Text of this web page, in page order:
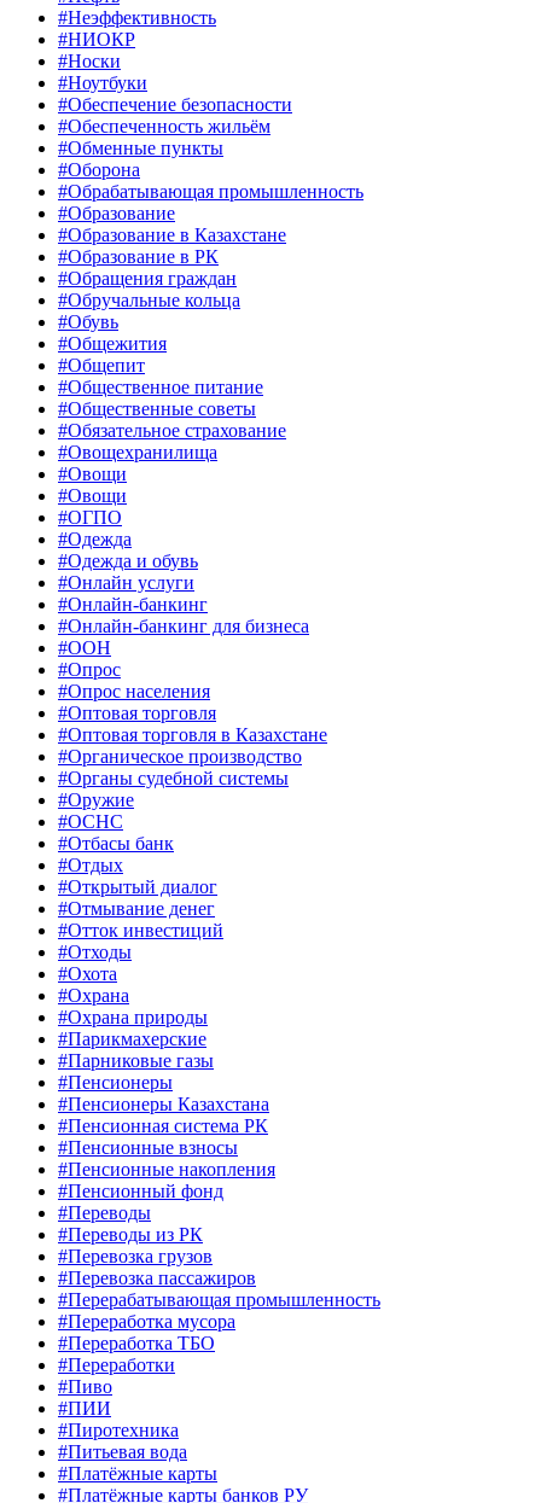
#Неэффективность
#НИОКР
#Носки
#Ноутбуки
#Обеспечение безопасности
#Обеспеченность жильём
#Обменные пункты
#Оборона
#Обрабатывающая промышленность
#Образование
#Образование в Казахстане
#Образование в РК
#Обращения граждан
#Обручальные кольца
#Обувь
#Общежития
#Общепит
#Общественное питание
#Общественные советы
#Обязательное страхование
#Овощехранилища
#Овощи
#Овощи
#ОГПО
#Одежда
#Одежда и обувь
#Онлайн услуги
#Онлайн-банкинг
#Онлайн-банкинг для бизнеса
#ООН
#Опрос
#Опрос населения
#Оптовая торговля
#Оптовая торговля в Казахстане
#Органическое производство
#Органы судебной системы
#Оружие
#ОСНС
#Отбасы банк
#Отдых
#Открытый диалог
#Отмывание денег
#Отток инвестиций
#Отходы
#Охота
#Охрана
#Охрана природы
#Парикмахерские
#Парниковые газы
#Пенсионеры
#Пенсионеры Казахстана
#Пенсионная система РК
#Пенсионные взносы
#Пенсионные накопления
#Пенсионный фонд
#Переводы
#Переводы из РК
#Перевозка грузов
#Перевозка пассажиров
#Перерабатывающая промышленность
#Переработка мусора
#Переработка ТБО
#Переработки
#Пиво
#ПИИ
#Пиротехника
#Питьевая вода
#Платёжные карты
#Платёжные карты банков РУ